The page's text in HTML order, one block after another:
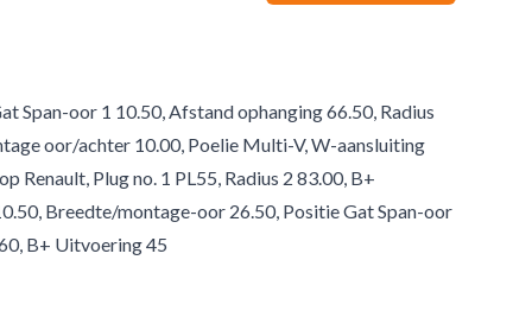
Span-oor 1 10.50, Afstand ophanging 66.50, Radius
oor/achter 10.00, Poelie Multi-V, W-aansluiting
Renault, Plug no. 1 PL55, Radius 2 83.00, B+
Breedte/montage-oor 26.50, Positie Gat Span-oor
B+ Uitvoering 45